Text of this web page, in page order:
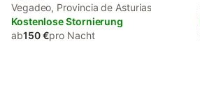
Vegadeo, Provincia de Asturias
Kostenlose Stornierung
ab150 €pro Nacht